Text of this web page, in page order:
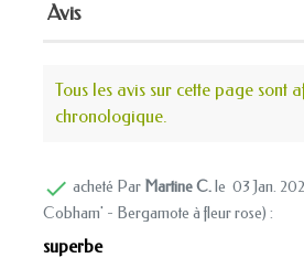
Avis
Tous les avis sur cette page sont
chronologique.
 acheté Par Martine C. le 03 Jan.
Cobham' - Bergamote à fleur rose) :
superbe